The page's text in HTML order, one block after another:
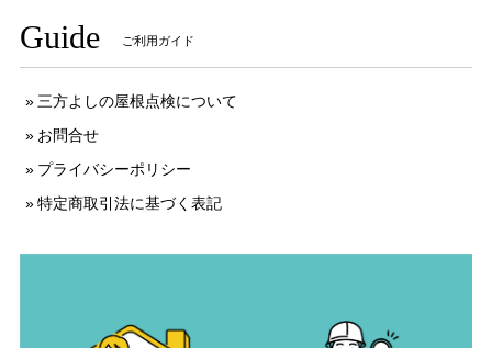
Guide ご利用ガイド
三方よしの屋根点検について
お問合せ
プライバシーポリシー
特定商取引法に基づく表記